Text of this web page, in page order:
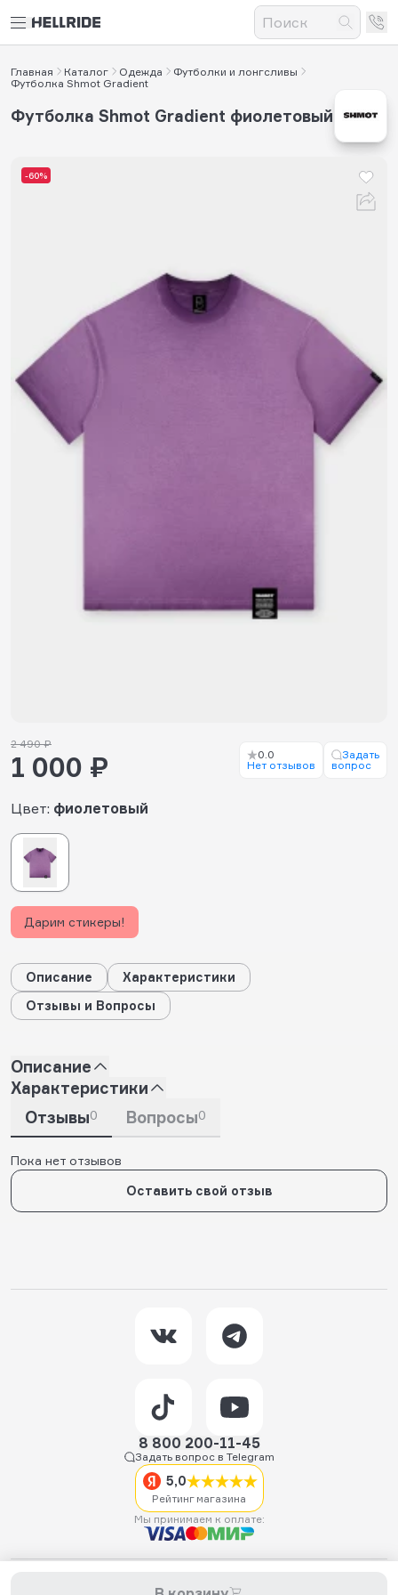
Главная Каталог Одежда
Футболки и лонгсливы
Футболка Shmot Gradient
-60%
Футболка Shmot Gradient фиолетовый
Цвет: фиолетовый
2 490 ₽
1 000 ₽
0.0
Нет отзывов
Задать
вопрос
Дарим стикеры!
Описание
Характеристики
Отзывы и Вопросы
Описание
Характеристики
Отзывы0 Вопросы0
Пока нет отзывов
Оставить свой отзыв
8 800 200-11-45
Задать вопрос в Telegram
5,0
Рейтинг магазина
Мы принимаем к оплате: